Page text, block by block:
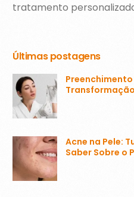
tratamento
Últimas postagens
Acne na Pele:
Saber Sobre o